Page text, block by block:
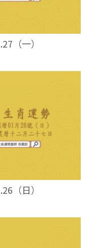
（一）
（日）